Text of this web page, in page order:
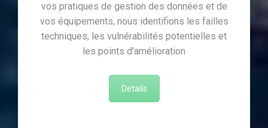
vos pratiques de gestion des données et de
vos équipements, nous identifions les failles
techniques, les vulnérabilités potentielles et
les points d’amélioration
Details